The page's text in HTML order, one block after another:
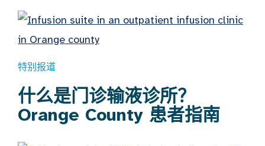
特别报道
什么是门诊输液诊所？
Orange County 患者指南